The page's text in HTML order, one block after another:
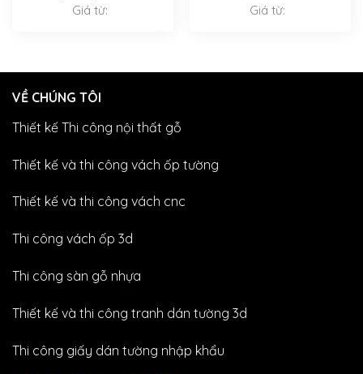
Giá từ:
Giá từ:
VỀ CHÚNG TÔI
Thiết kế Thi công nội thất gỗ
Thiết kế và thi công vách ốp tường
Thiết kế và thi công vách cnc
Thi công vách ốp 3d
Thi công sàn gỗ nhựa
Thiết kế và thi công tranh dán tường 3d
Thi công giấy dán tường nhập khẩu